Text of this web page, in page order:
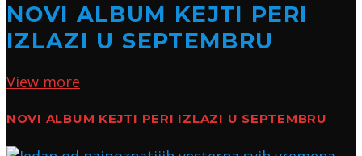
NOVI ALBUM KEJTI PERI
IZLAZI U SEPTEMBRU
View more
NOVI ALBUM KEJTI PERI IZLAZI U SEPTEMBRU